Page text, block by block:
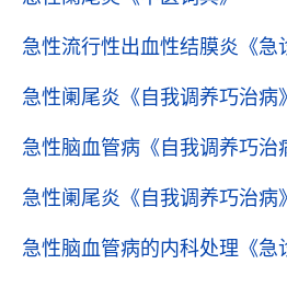
急性流行性出血性结膜炎 《急
急性阑尾炎 《自我调养巧治病》
急性脑血管病 《自我调养巧治
急性阑尾炎 《自我调养巧治病》
急性脑血管病的内科处理 《急